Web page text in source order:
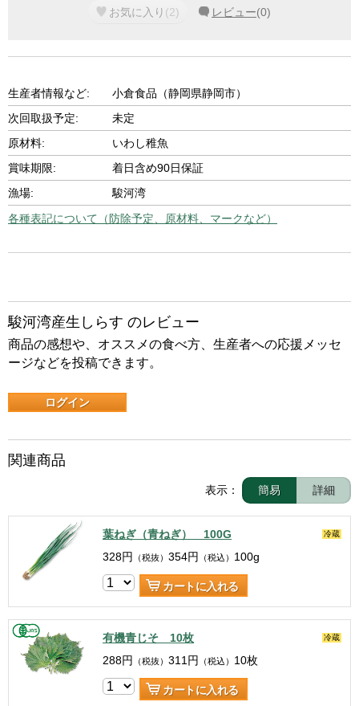
お気に入り (2) レビュー(0)
生産者情報など:
小倉食品（静岡県静岡市）
次回取扱予定:
未定
原材料:
いわし稚魚
賞味期限:
着日含め90日保証
漁場:
駿河湾
各種表記について（防除予定、原材料、マークなど）
駿河湾産生しらす のレビュー
商品の感想や、オススメの食べ方、生産者への応援メッセ
ージなどを投稿できます。
ログイン
関連商品
表示： 簡易 詳細
葉ねぎ（青ねぎ） 100G 冷蔵
328円 （税抜） 354円 （税込） 100g
カートに入れる
有機青じそ 10枚 冷蔵
288円 （税抜） 311 円 （税込） 10枚
カートに入れる